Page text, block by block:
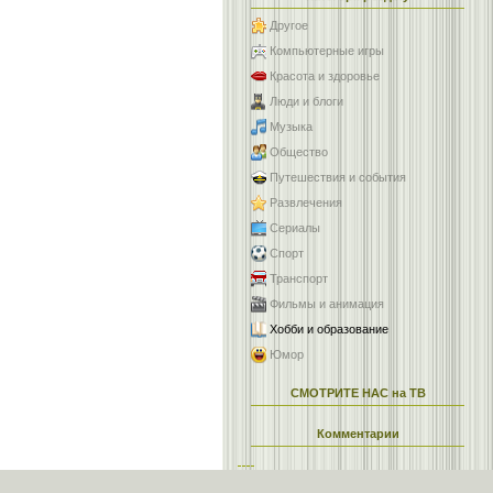
Другое
Компьютерные игры
Красота и здоровье
Люди и блоги
Музыка
Общество
Путешествия и события
Развлечения
Сериалы
Спорт
Транспорт
Фильмы и анимация
Хобби и образование
Юмор
СМОТРИТЕ НАС на ТВ
Комментарии